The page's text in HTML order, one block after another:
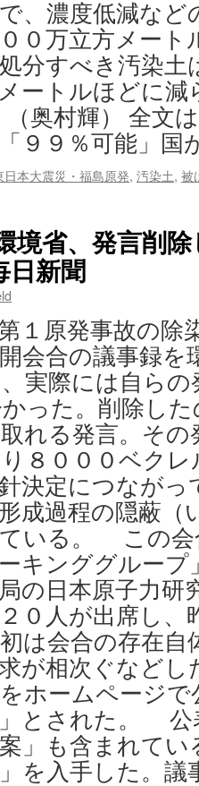
、濃度低減な
０万立方メー
分すべき汚染土
ートルほどに
奥村輝） 全文
９９％可能」国
日本大震災・福島原発, 汚染土, 被
境省、発言削
日新聞
１原発事故の除
会合の議事録を
実際には自ら
った。削除し
れる発言。そ
８０００ベク
決定につなが
成過程の隠蔽（
いる。 この会
キンググループ
の日本原子力研
０人が出席し、
は会合の存在自
が相次ぐなど
ホームページ
とされた。 公
」も含まれて
を入手した。議